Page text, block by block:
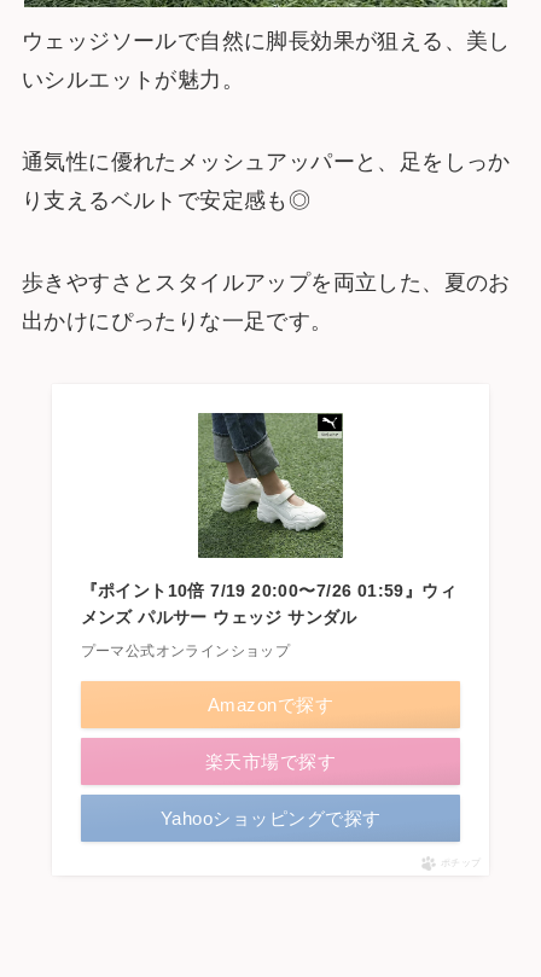
ウェッジソールで自然に脚長効果が狙える、美し
いシルエットが魅力。
通気性に優れたメッシュアッパーと、足をしっか
り支えるベルトで安定感も◎
歩きやすさとスタイルアップを両立した、夏のお
出かけにぴったりな一足です。
『ポイント10倍 7/19 20:00〜7/26 01:59』ウィ
メンズ パルサー ウェッジ サンダル
プーマ公式オンラインショップ
Amazonで探す
楽天市場で探す
Yahooショッピングで探す
ポチップ